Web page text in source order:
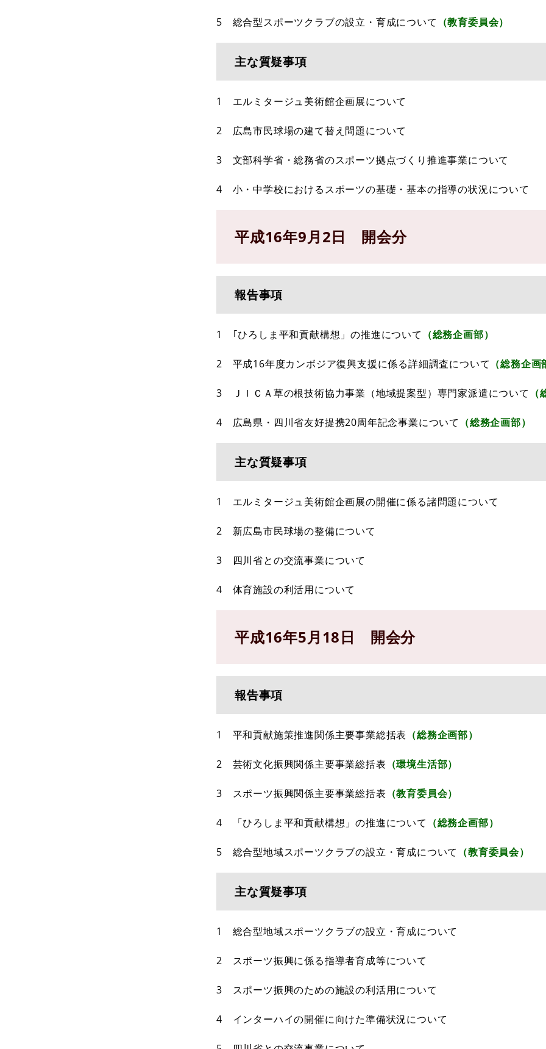
5 総合型スポーツクラブの設立・育成について （教育委員会）
主な質疑事項
1 エルミタージュ美術館企画展について
2 広島市民球場の建て替え問題について
3 文部科学省・総務省のスポーツ拠点づくり推進事業について
4 小・中学校におけるスポーツの基礎・基本の指導の状況について
平成16年9月2日 開会分
報告事項
1 ｢ひろしま平和貢献構想」の推進について （総務企画部）
2 平成16年度カンボジア復興支援に係る詳細調査について （総務企画
3 ＪＩＣＡ草の根技術協力事業（地域提案型）専門家派遣について
4 広島県・四川省友好提携20周年記念事業について （総務企画部）
主な質疑事項
1 エルミタージュ美術館企画展の開催に係る諸問題について
2 新広島市民球場の整備について
3 四川省との交流事業について
4 体育施設の利活用について
平成16年5月18日 開会分
報告事項
1 平和貢献施策推進関係主要事業総括表 （総務企画部）
2 芸術文化振興関係主要事業総括表 （環境生活部）
3 スポーツ振興関係主要事業総括表 （教育委員会）
4 「ひろしま平和貢献構想」の推進について （総務企画部）
5 総合型地域スポーツクラブの設立・育成について （教育委員会）
主な質疑事項
1 総合型地域スポーツクラブの設立・育成について
2 スポーツ振興に係る指導者育成等について
3 スポーツ振興のための施設の利活用について
4 インターハイの開催に向けた準備状況について